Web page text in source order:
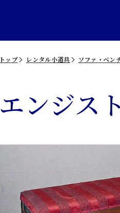
トップ レンタル小道具 ソファ・べン
エンジス